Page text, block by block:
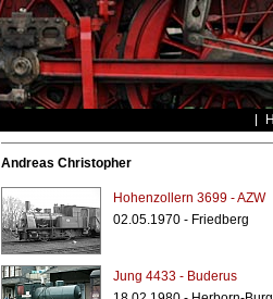
Andreas Christopher
Hohenzollern 3699 - AZW
02.05.1970 - Friedberg
Jung 4433 - Buderus